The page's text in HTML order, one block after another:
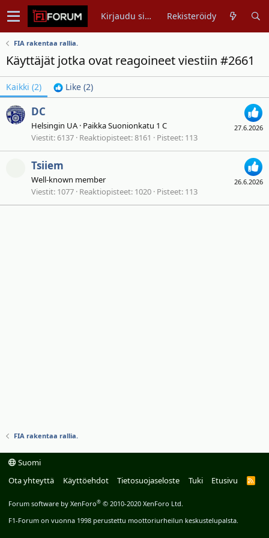
Kirjaudu sisään Rekisteröidy
FIA rakentaa rallia.
Käyttäjät jotka ovat reagoineet viestiin #2661
Kaikki (2) Like (2)
27.6.2026
DC
Helsingin UA · PaikkaSuonionkatu 1 C
Viestit 6137 Reaktiopisteet 8161 Pisteet 113
26.6.2026
Tsiiem
Well-known member
Viestit 1077 Reaktiopisteet 1020 Pisteet 113
FIA rakentaa rallia.
Suomi
Ota yhteyttä
Käyttöehdot Tietosuojaseloste Tuki Etusivu
R
Forum software by XenForo® © 2010-2020 XenForo Ltd.
F1-Forum on vuonna 1998 perustettu moottoriurheilun keskustelupalsta.